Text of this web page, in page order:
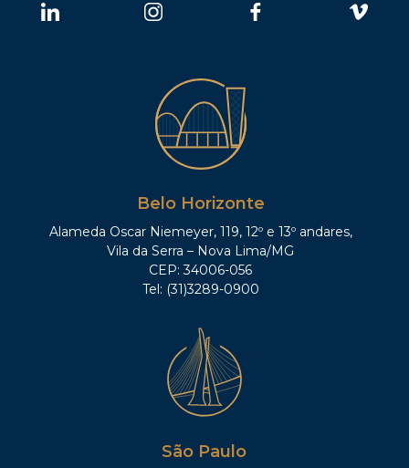
Belo Horizonte
Alameda Oscar Niemeyer, 119, 12º e 13º andares,
Vila da Serra – Nova Lima/MG
CEP: 34006-056
Tel: (31)3289-0900
São Paulo